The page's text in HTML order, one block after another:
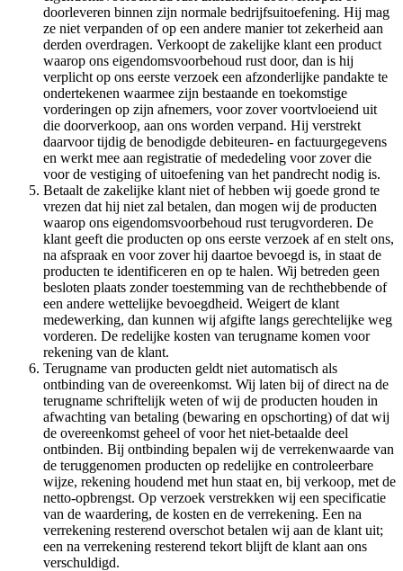
doorleveren binnen zijn normale bedrijfsuitoefening. Hij mag
ze niet verpanden of op een andere manier tot zekerheid aan
derden overdragen. Verkoopt de zakelijke klant een product
waarop ons eigendomsvoorbehoud rust door, dan is hij
verplicht op ons eerste verzoek een afzonderlijke pandakte te
ondertekenen waarmee zijn bestaande en toekomstige
vorderingen op zijn afnemers, voor zover voortvloeiend uit
die doorverkoop, aan ons worden verpand. Hij verstrekt
daarvoor tijdig de benodigde debiteuren- en factuurgegevens
en werkt mee aan registratie of mededeling voor zover die
voor de vestiging of uitoefening van het pandrecht nodig is.
Betaalt de zakelijke klant niet of hebben wij goede grond te
vrezen dat hij niet zal betalen, dan mogen wij de producten
waarop ons eigendomsvoorbehoud rust terugvorderen. De
klant geeft die producten op ons eerste verzoek af en stelt ons,
na afspraak en voor zover hij daartoe bevoegd is, in staat de
producten te identificeren en op te halen. Wij betreden geen
besloten plaats zonder toestemming van de rechthebbende of
een andere wettelijke bevoegdheid. Weigert de klant
medewerking, dan kunnen wij afgifte langs gerechtelijke weg
vorderen. De redelijke kosten van terugname komen voor
rekening van de klant.
Terugname van producten geldt niet automatisch als
ontbinding van de overeenkomst. Wij laten bij of direct na de
terugname schriftelijk weten of wij de producten houden in
afwachting van betaling (bewaring en opschorting) of dat wij
de overeenkomst geheel of voor het niet-betaalde deel
ontbinden. Bij ontbinding bepalen wij de verrekenwaarde van
de teruggenomen producten op redelijke en controleerbare
wijze, rekening houdend met hun staat en, bij verkoop, met de
netto-opbrengst. Op verzoek verstrekken wij een specificatie
van de waardering, de kosten en de verrekening. Een na
verrekening resterend overschot betalen wij aan de klant uit;
een na verrekening resterend tekort blijft de klant aan ons
verschuldigd.